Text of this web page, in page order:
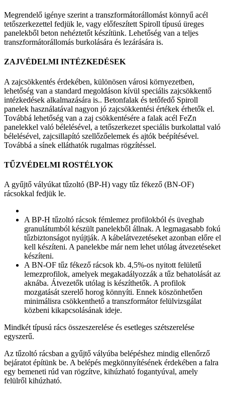
Megrendelő igénye szerint a transzformátorállomást könnyű acél
tetőszerkezettel fedjük le, vagy előfeszített Spiroll típusú üreges
panelekből beton nehéztetőt készítünk. Lehetőség van a teljes
transzformátorállomás burkolására és lezárására is.
ZAJVÉDELMI INTÉZKEDÉSEK
A zajcsökkentés érdekében, különösen városi környezetben,
lehetőség van a standard megoldáson kívül speciális zajcsökkentő
intézkedések alkalmazására is.. Betonfalak és tetőfedő Spiroll
panelek használatával nagyon jó zajcsökkentési értékek érhetők el.
Továbbá lehetőség van a zaj csökkentésére a falak acél FeZn
panelekkel való bélelésével, a tetőszerkezet speciális burkolattal való
bélelésével, zajcsillapító szellőzőelemek és ajtók beépítésével.
Továbbá a sínek elláthatók rugalmas rögzítéssel.
TŰZVÉDELMI ROSTÉLYOK
A gyűjtő vályúkat tűzoltó (BP-H) vagy tűz fékező (BN-OF)
rácsokkal fedjük le.
A BP-H tűzoltó rácsok fémlemez profilokból és üveghab
granulátumból készült panelekből állnak. A legmagasabb fokú
tűzbiztonságot nyújtják. A kábelátvezetéseket azonban előre el
kell készíteni. A panelekbe már nem lehet utólag átvezetéseket
készíteni.
A BN-OF tűz fékező rácsok kb. 4,5%-os nyitott felületű
lemezprofilok, amelyek megakadályozzák a tűz behatolását az
aknába. Átvezetők utólag is készíthetők. A profilok
mozgatását szerelő horog könnyíti. Ennek köszönhetően
minimálisra csökkenthető a transzformátor felülvizsgálat
közbeni kikapcsolásának ideje.
Mindkét típusú rács összeszerelése és esetleges szétszerelése
egyszerű.
Az tűzoltó rácsban a gyűjtő vályúba belépéshez mindig ellenőrző
bejáratot építünk be. A belépés megkönnyítésének érdekében a falra
egy bemeneti rúd van rögzítve, kihúzható fogantyúval, amely
felülről kihúzható.